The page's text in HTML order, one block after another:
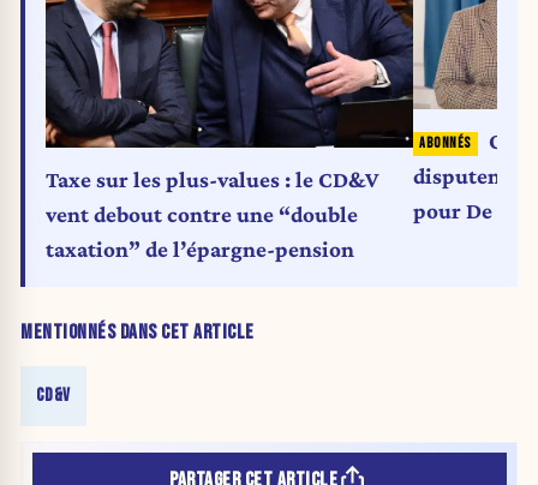
MENTIONNÉS DANS CET ARTICLE
CD&V
Taxe sur les plus-values : le CD&V
vent debout contre une “double
taxation” de l’épargne-pension
disputent le
pour De
PARTAGER CET ARTICLE